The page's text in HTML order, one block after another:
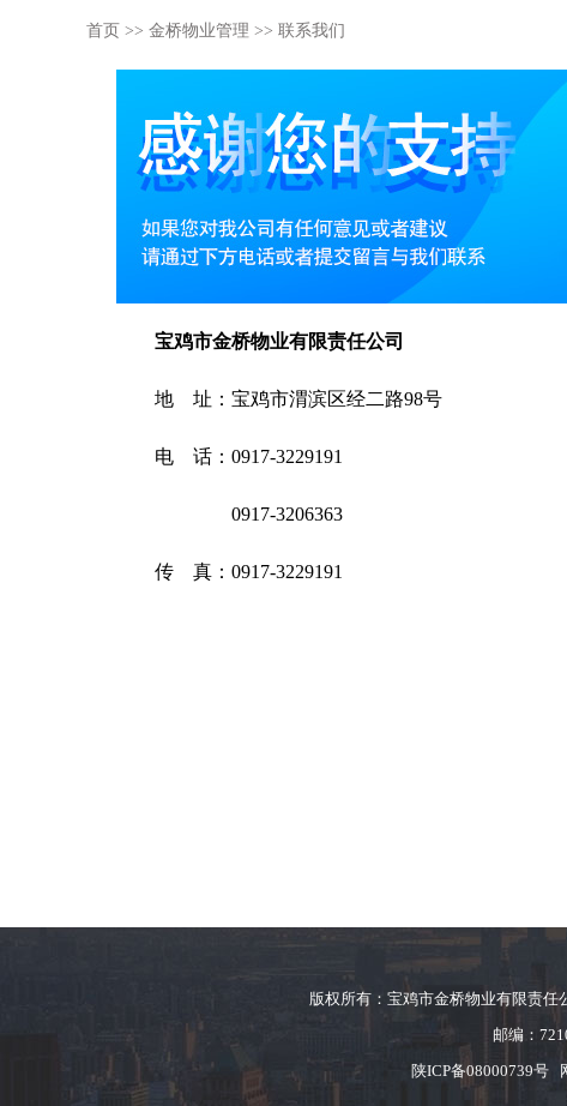
首页 >> 金桥物业管理 >> 联系我们
宝鸡市金桥物业有限责任公司
地 址：宝鸡市渭滨区经二路98号
电 话：0917-3229191
0917-3206363
传 真：0917-3229191
版权所有： 宝鸡市金桥物业有限责
邮编：
陕ICP备08000739号